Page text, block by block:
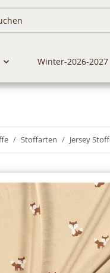
Winter-2026-2027
Stoffarten Jersey